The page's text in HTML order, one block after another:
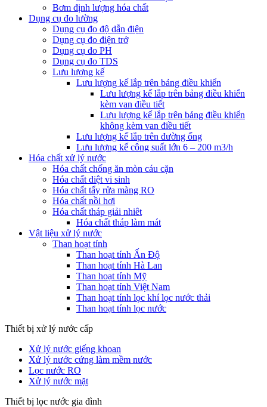
Bơm định lượng hóa chất
Dụng cụ đo lường
Dụng cụ đo độ dẫn điện
Dụng cụ đo điện trở
Dụng cụ đo PH
Dụng cụ đo TDS
Lưu lượng kế
Lưu lượng kế lắp trên bảng điều khiển
Lưu lượng kế lắp trên bảng điều khiển
kèm van điều tiết
Lưu lượng kế lắp trên bảng điều khiển
không kèm van điều tiết
Lưu lượng kế lắp trên đường ống
Lưu lượng kế công suất lớn 6 – 200 m3/h
Hóa chất xử lý nước
Hóa chất chống ăn mòn cáu cặn
Hóa chất diệt vi sinh
Hóa chất tẩy rửa màng RO
Hóa chất nồi hơi
Hóa chất tháp giải nhiêt
Hóa chất tháp làm mát
Vật liệu xử lý nước
Than hoạt tính
Than hoạt tính Ấn Độ
Than hoạt tính Hà Lan
Than hoạt tính Mỹ
Than hoạt tính Việt Nam
Than hoạt tính lọc khí lọc nước thải
Than hoạt tính lọc nước
Thiết bị xử lý nước cấp
Xử lý nước giếng khoan
Xử lý nước cứng làm mềm nước
Lọc nước RO
Xử lý nước mặt
Thiết bị lọc nước gia đình